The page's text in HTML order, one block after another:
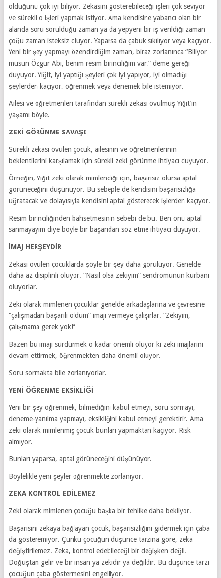
olduğunu çok iyi biliyor. Zekasını gösterebileceği işleri çok seviyor
ve sürekli o işleri yapmak istiyor. Ama kendisine yabancı olan bir
alanda soru sorulduğu zaman ya da yepyeni bir iş verildiği zaman
çoğu zaman isteksiz oluyor. Yaparsa da çabuk sıkılıyor veya kaçıyor.
Yeni bir şey yapmayı özendirdiğim zaman, biraz zorlanınca “Biliyor
musun Özgür Abi, benim resim birinciliğim var,” deme gereği
duyuyor. Yiğit, iyi yaptığı şeyleri çok iyi yapıyor, iyi olmadığı
şeylerden kaçıyor, öğrenmek veya denemek bile istemiyor.
Ailesi ve öğretmenleri tarafından sürekli zekası övülmüş Yiğit’in
yaşamı böyle.
ZEKİ GÖRÜNME SAVAŞI
Sürekli zekası övülen çocuk, ailesinin ve öğretmenlerinin
beklentilerini karşılamak için sürekli zeki görünme ihtiyacı duyuyor.
Örneğin, Yiğit zeki olarak mimlendiği için, başarısız olursa aptal
görüneceğini düşünüyor. Bu sebeple de kendisini başarısızlığa
uğratacak ve dolayısıyla kendisini aptal gösterecek işlerden kaçıyor.
Resim birinciliğinden bahsetmesinin sebebi de bu. Ben onu aptal
sanmayayım diye böyle bir başarıdan söz etme ihtiyacı duyuyor.
İMAJ HERŞEYDİR
Zekası övülen çocuklarda şöyle bir şey daha görülüyor. Genelde
daha az disiplinli oluyor. “Nasıl olsa zekiyim” sendromunun kurbanı
oluyorlar.
Zeki olarak mimlenen çocuklar genelde arkadaşlarına ve çevresine
“çalışmadan başarılı oldum” imajı vermeye çalışırlar. “Zekiyim,
çalışmama gerek yok!”
Bazen bu imajı sürdürmek o kadar önemli oluyor ki zeki imajlarını
devam ettirmek, öğrenmekten daha önemli oluyor.
Soru sormakta bile zorlanıyorlar.
YENİ ÖĞRENME EKSİKLİĞİ
Yeni bir şey öğrenmek, bilmediğini kabul etmeyi, soru sormayı,
deneme-yanılma yapmayı, eksikliğini kabul etmeyi gerektirir. Ama
zeki olarak mimlenmiş çocuk bunları yapmaktan kaçıyor. Risk
almıyor.
Bunları yaparsa, aptal görüneceğini düşünüyor.
Böylelikle yeni şeyler öğrenmekte zorlanıyor.
ZEKA KONTROL EDİLEMEZ
Zeki olarak mimlenen çocuğu başka bir tehlike daha bekliyor.
Başarısını zekaya bağlayan çocuk, başarısızlığını gidermek için çaba
da gösteremiyor. Çünkü çocuğun düşünce tarzına göre, zeka
değiştirilemez. Zeka, kontrol edebileceği bir değişken değil.
Doğuştan gelir ve bir insan ya zekidir ya değildir. Bu düşünce tarzı
çocuğun çaba göstermesini engelliyor.